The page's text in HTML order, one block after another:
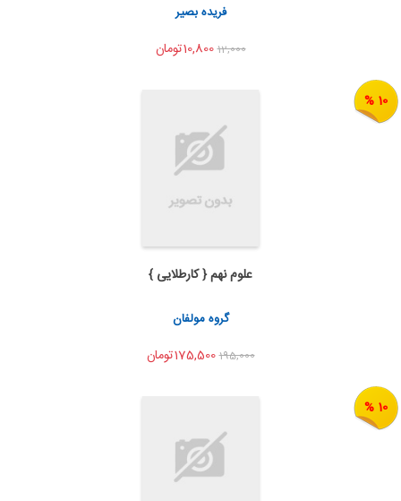
اشتراک گذاری
فریده بصیر
12,00010,800تومان
10 %
به من اطلاع بده
اشتراک گذاری
علوم نهم { کارطلایی }
گروه مولفان
195,000175,500تومان
10 %